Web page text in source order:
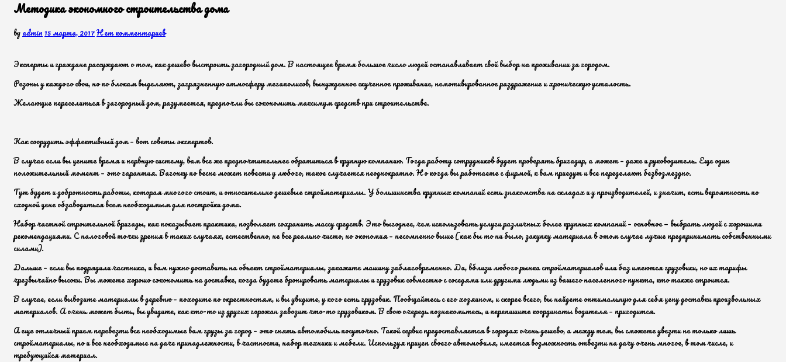
Методика экономного строительства дома
byadmin15 марта, 2017Нет комментариев
Эксперты и граждане рассуждают о том, как дешево выстроить загородный дом. В настоящее время большое число людей останавливает свой выбор на проживании за городом.
Резоны у каждого свои, но по блокам выделяют, загрязненную атмосферу мегаполисов, вынужденное скученное проживание, немотивированное раздражение и хроническую усталость.
Желающие переселиться в загородный дом, разумеется, предпочли бы сэкономить максимум средств при строительстве.
Как соорудить эффективный дом – вот советы экспертов.
В случае если вы цените время и нервную систему, вам все же предпочтительнее обратиться в крупную компанию. Тогда работу сотрудников будет проверять бригадир, а может – даже и руководитель. Еще один
положительный момент – это гарантия. Вагонку по весне может повести у любого, такое случается неоднократно. Но когда вы работаете с фирмой, к вам приедут и все переделают безвозмездно.
Тут будет и добротность работы, которая многого стоит, и относительно дешевые стройматериалы. У большинства крупных компаний есть знакомства на складах и у производителей, и значит, есть вероятность по
сходной цене обзаводиться всем необходимым для постройки дома.
Набор частной строительной бригады, как показывает практика, позволяет сохранить массу средств. Это выгоднее, чем использовать услуги различных более крупных компаний – основное — выбрать людей с хорошими
рекомендациями. С налоговой точки зрения в таких случаях, естественно, не все реально чисто, но экономия – несомненно выше (как бы то ни было, закупку материала в этом случае лучше предпринимать собственными
силами).
Дальше – если вы подрядили частника, и вам нужно доставить на объект стройматериалы, закажите машину заблаговременно. Да, вблизи любого рынка стройматериалов или баз имеются грузовики, но их тарифы
чрезвычайно высоки. Вы можете хорошо сэкономить на доставке, когда будете бронировать материалы и грузовик совместно с соседями или другими людьми из вашего населенного пункта, кто также строится.
В случае, если вывозите материалы в деревню – походите по окрестностям, и вы увидите, у кого есть грузовик. Пообщайтесь с его хозяином, и скорее всего, вы найдете оптимальную для себя цену доставки произвольных
материалов. А очень может быть, вы увидите, как кто-то из других горожан завозит что-то грузовиком. В свою очередь познакомьтесь, и перепишите координаты водителя – пригодится.
А еще отличный прием перевезти все необходимые вам грузы за город – это снять автомобиль посуточно. Такой сервис предоставляется в городах очень дешево, а между тем, вы сможете увезти не только лишь
стройматериалы, но и все необходимые на даче принадлежности, в частности, набор техники и мебели. Используя прицеп своего автомобиля, имеется возможность отвезти на дачу очень многое, в том числе, и
требующийся материал.